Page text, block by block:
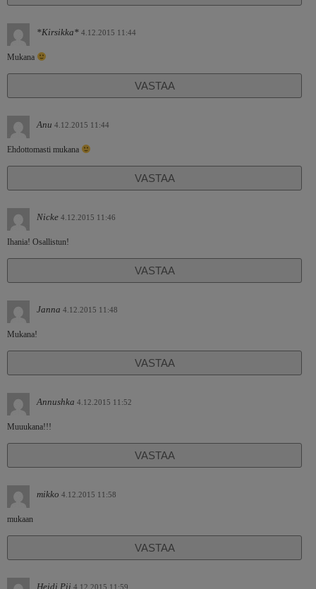
*Kirsikka* 4.12.2015 11:44
Mukana
VASTAA
Anu 4.12.2015 11:44
Ehdottomasti mukana
VASTAA
Nicke 4.12.2015 11:46
Ihania! Osallistun!
VASTAA
Janna 4.12.2015 11:48
Mukana!
VASTAA
Annushka 4.12.2015 11:52
Muuukana!!!
VASTAA
mikko 4.12.2015 11:58
mukaan
VASTAA
Heidi Pii 4.12.2015 11:59